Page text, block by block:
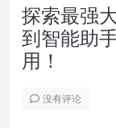
探索最强
到智能助
用！
没有评论